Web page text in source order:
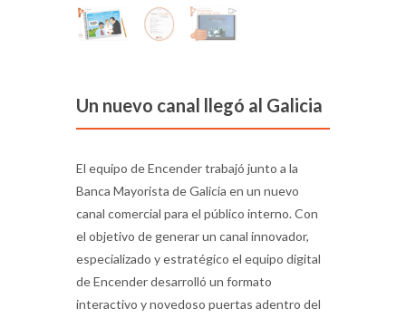
Un nuevo canal llegó al Galicia
El equipo de Encender trabajó junto a la
Banca Mayorista de Galicia en un nuevo
canal comercial para el público interno. Con
el objetivo de generar un canal innovador,
especializado y estratégico el equipo digital
de Encender desarrolló un formato
interactivo y novedoso puertas adentro del